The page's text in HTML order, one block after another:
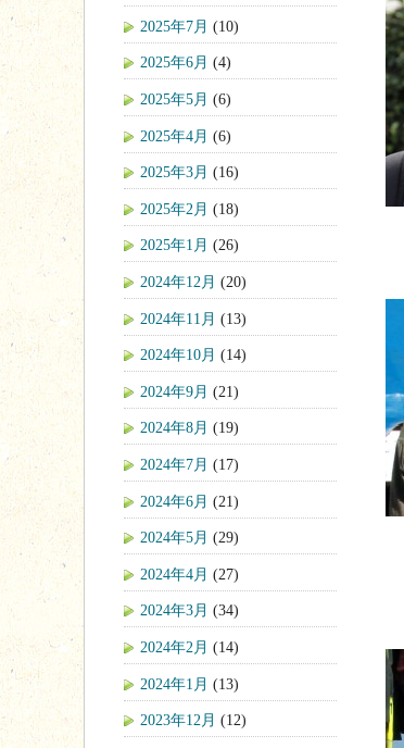
2025年7月 (10)
2025年6月 (4)
2025年5月 (6)
2025年4月 (6)
2025年3月 (16)
2025年2月 (18)
2025年1月 (26)
2024年12月 (20)
2024年11月 (13)
2024年10月 (14)
2024年9月 (21)
2024年8月 (19)
2024年7月 (17)
2024年6月 (21)
2024年5月 (29)
2024年4月 (27)
2024年3月 (34)
2024年2月 (14)
2024年1月 (13)
2023年12月 (12)